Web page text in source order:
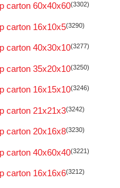
carton 60x40x60(3302)
carton 16x10x5(3290)
carton 40x30x10(3277)
carton 35x20x10(3250)
carton 16x15x10(3246)
carton 21x21x3(3242)
carton 20x16x8(3230)
carton 40x60x40(3221)
carton 16x16x6(3212)